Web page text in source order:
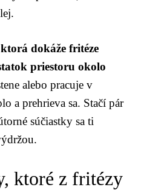
dokáže fritéze
priestoru okolo
alebo pracuje v
a prehrieva sa. Stačí pár
súčiastky sa ti
ktoré z fritézy